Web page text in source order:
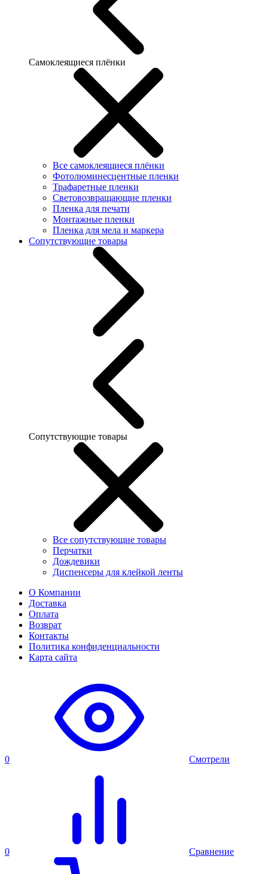
Самоклеящиеся плёнки
Все самоклеящиеся плёнки
Фотолюминесцентные пленки
Трафаретные пленки
Световозвращающие пленки
Пленка для печати
Монтажные пленки
Пленка для мела и маркера
Сопутствующие товары
Сопутствующие товары
Все сопутствующие товары
Перчатки
Дождевики
Диспенсеры для клейкой ленты
О Компании
Доставка
Оплата
Возврат
Контакты
Политика конфиденциальности
Карта сайта
0 Смотрели
0 Сравнение